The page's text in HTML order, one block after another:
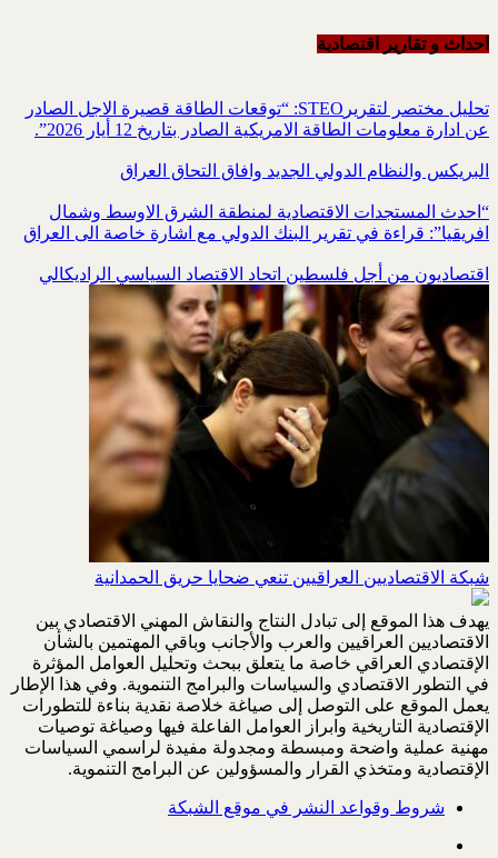
احداث و تقاریر اقتصادیة
تحليل مختصر لتقريرSTEO‏: “توقعات الطاقة قصيرة الاجل الصادر
عن ادارة معلومات الطاقة الامريكية ‏الصادر بتاريخ 12 أيار 2026”.‏
البريكس والنظام الدولي الجديد وافاق التحاق العراق
“احدث المستجدات الاقتصادية لمنطقة الشرق الاوسط وشمال
افريقيا”: قراءة في تقرير البنك الدولي مع اشارة خاصة الى العراق
اقتصاديون من أجل فلسطين اتحاد الاقتصاد السياسي الراديكالي
شبكة الاقتصاديين العراقيين تنعي ضحايا حريق الحمدانية
يهدف هذا الموقع إلى تبادل النتاج والنقاش المهني الاقتصادي بين
الاقتصاديين العراقيين والعرب والأجانب وباقي المهتمين بالشأن
الإقتصادي العراقي خاصة ما يتعلق ببحث وتحليل العوامل المؤثرة
في التطور الاقتصادي والسياسات والبرامج التنموية. وفي هذا الإطار
يعمل الموقع على التوصل إلى صياغة خلاصة نقدية بناءة للتطورات
الإقتصادية التاريخية وابراز العوامل الفاعلة فيها وصياغة توصيات
مهنية عملية واضحة ومبسطة ومجدولة مفيدة لراسمي السياسات
الإقتصادية ومتخذي القرار والمسؤولين عن البرامج التنموية.
شروط وقواعد النشر في موقع الشبكة